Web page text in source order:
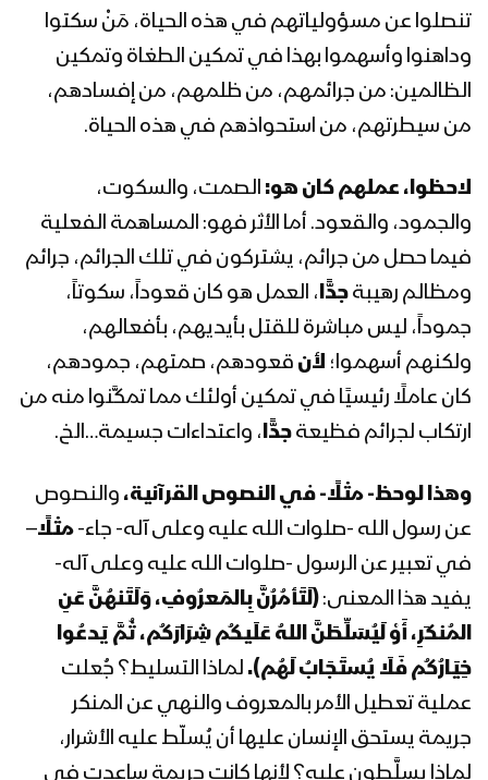
المحاضرة الرمضانية الحادية والعشرون
لقائد الثورة السيد عبدالملك بدرالدين
الحوثي 1441هـ
المحاضرة الرمضانية العشرون لقائد الثورة
ذكرى استشهاد الإمام علي (عليه السلام)
المحاضرة الرمضانية التاسعة عشر لقائد
الثورة السيد عبدالملك بدرالدين الحوثي
1441هـ
المحاضرة الرمضانية الثامنة عشر لقائد
الثورة السيد عبدالملك بدرالدين الحوثي
1441هـ
المحاضرة الرمضانية السابعة عشر لقائد
الثورة السيد عبدالملك بدرالدين الحوثي
المحاضرة الرمضانية السادسة عشر لقائد
الثورة السيد عبدالملك بدرالدين الحوثي
1441هـ
المحاضرة الرمضانية الخامسة عشر لقائد
الثورة السيد عبدالملك بدرالدين الحوثي
1441هـ
تنصلوا عن مسؤولياتهم في هذه الحياة، مَنْ سكتوا
وداهنوا وأسهموا بهذا في تمكين الطغاة وتمكين
الظالمين: من جرائمهم، من ظلمهم، من إفسادهم،
من سيطرتهم، من استحواذهم في هذه الحياة.
لاحظوا، عملهم كان هو: الصمت، والسكوت،
والجمود، والقعود. أما الأثر فهو: المساهمة الفعلية
فيما حصل من جرائم، يشتركون في تلك الجرائم، جرائم
ومظالم رهيبة جدًّا، العمل هو كان قعوداً، سكوتاً،
جموداً، ليس مباشرة للقتل بأيديهم، بأفعالهم،
ولكنهم أسهموا؛ لأن قعودهم، صمتهم، جمودهم،
كان عاملًا رئيسيًا في تمكين أولئك مما تمكَّنوا منه من
ارتكاب لجرائم فظيعة جدًّا، واعتداءات جسيمة…الخ.
وهذا لوحظ- مثلًا- في النصوص القرآنية، والنصوص
عن رسول الله -صلوات الله عليه وعلى آله- جاء- مثلًا–
في تعبير عن الرسول -صلوات الله عليه وعلى آله-
يفيد هذا المعنى: (لَتَأمُرُنَّ بِالمَعرُوفِ، وَلَتَنهُنَّ عَنِ
المُنكَرِ، أَوْ لَيُسَلِّطَنَّ اللهُ عَلَيكُم شِرَارَكُم، ثُمَّ يَدعُوا
خِيَارُكُم فَلَا يُستَجَابُ لَهُم). لماذا التسليط؟ جُعلت
عملية تعطيل الأمر بالمعروف والنهي عن المنكر
جريمة يستحق الإنسان عليها أن يُسلّط عليه الأشرار،
لماذا يسلَّطون عليه؟ لأنها كانت جريمة ساعدت في